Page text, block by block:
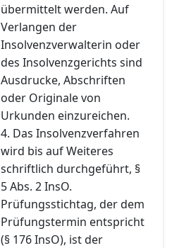
übermittelt werden. Auf
Verlangen der
Insolvenzverwalterin oder
des Insolvenzgerichts sind
Ausdrucke, Abschriften
oder Originale von
Urkunden einzureichen.
4. Das Insolvenzverfahren
wird bis auf Weiteres
schriftlich durchgeführt, §
5 Abs. 2 InsO.
Prüfungsstichtag, der dem
Prüfungstermin entspricht
(§ 176 InsO), ist der